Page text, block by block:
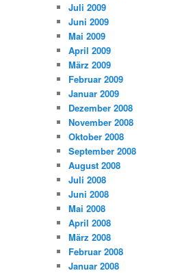
Juli 2009
Juni 2009
Mai 2009
April 2009
März 2009
Februar 2009
Januar 2009
Dezember 2008
November 2008
Oktober 2008
September 2008
August 2008
Juli 2008
Juni 2008
Mai 2008
April 2008
März 2008
Februar 2008
Januar 2008